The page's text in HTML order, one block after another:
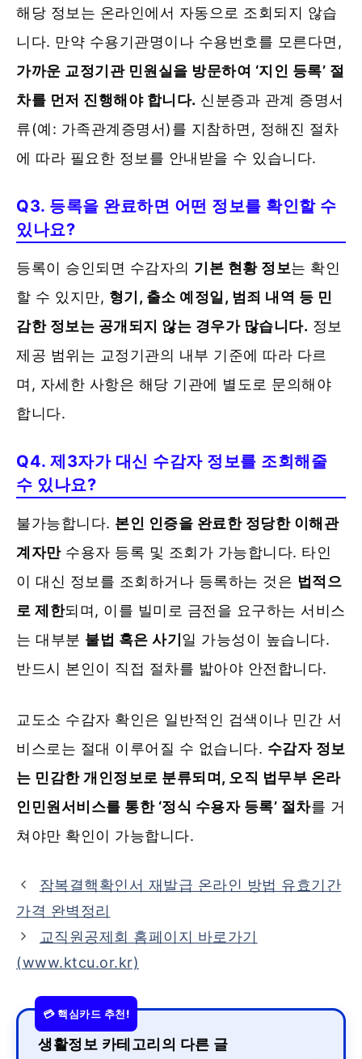
해당 정보는 온라인에서 자동으로 조회되지 않습
니다. 만약 수용기관명이나 수용번호를 모른다면,
가까운 교정기관 민원실을 방문하여 ‘지인 등록’ 절
차를 먼저 진행해야 합니다. 신분증과 관계 증명서
류(예: 가족관계증명서)를 지참하면, 정해진 절차
에 따라 필요한 정보를 안내받을 수 있습니다.
Q3. 등록을 완료하면 어떤 정보를 확인할 수
있나요?
등록이 승인되면 수감자의 기본 현황 정보는 확인
할 수 있지만, 형기, 출소 예정일, 범죄 내역 등 민
감한 정보는 공개되지 않는 경우가 많습니다. 정보
제공 범위는 교정기관의 내부 기준에 따라 다르
며, 자세한 사항은 해당 기관에 별도로 문의해야
합니다.
Q4. 제3자가 대신 수감자 정보를 조회해줄
수 있나요?
불가능합니다. 본인 인증을 완료한 정당한 이해관
계자만수용자 등록 및 조회가 가능합니다. 타인
이 대신 정보를 조회하거나 등록하는 것은 법적으
로 제한되며, 이를 빌미로 금전을 요구하는 서비스
는 대부분 불법 혹은 사기 일 가능성이 높습니다.
반드시 본인이 직접 절차를 밟아야 안전합니다.
교도소 수감자 확인은 일반적인 검색이나 민간 서
비스로는 절대 이루어질 수 없습니다. 수감자 정보
는 민감한 개인정보로 분류되며, 오직 법무부 온라
인민원서비스를 통한 ‘정식 수용자 등록’ 절차를 거
쳐야만 확인이 가능합니다.
잠복결핵확인서 재발급 온라인 방법 유효기간
가격 완벽정리
교직원공제회 홈페이지 바로가기
(www.ktcu.or.kr)
생활정보 카테고리의 다른 글